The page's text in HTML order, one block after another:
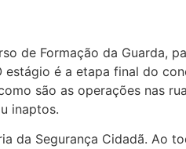
de Formação da Guarda,
é a etapa final do
são as operações nas
inaptos.
da Segurança Cidadã. Ao